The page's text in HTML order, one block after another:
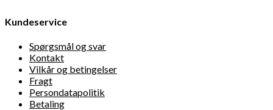
Kundeservice
Spørgsmål og svar
Kontakt
Vilkår og betingelser
Fragt
Persondatapolitik
Betaling